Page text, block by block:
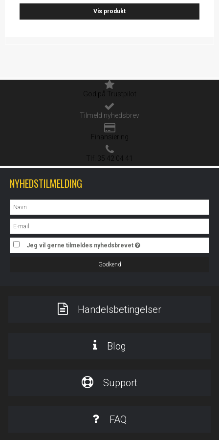
Vis produkt
God på Trustpilot
Tilmeld nyhedsbrev
Finansiering
Tlf. 35 42 04 41
NYHEDSTILMELDING
Jeg vil gerne tilmeldes nyhedsbrevet
Godkend
Handelsbetingelser
Blog
Support
FAQ